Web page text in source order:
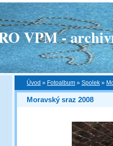
VPM -
Úvod » Fotoalbum » Spolek »
Moravský sraz 2008